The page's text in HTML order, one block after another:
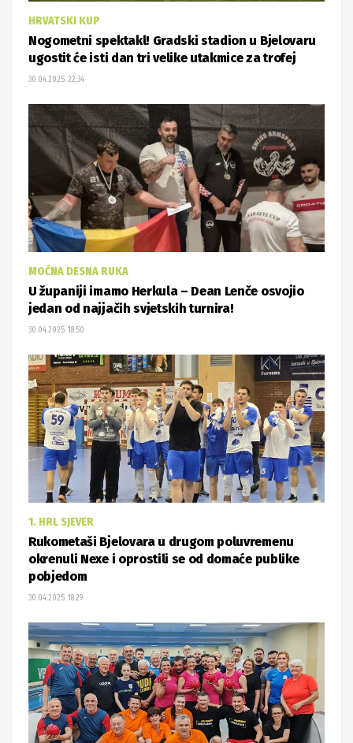
HRVATSKI KUP
Nogometni spektakl! Gradski stadion u Bjelovaru
ugostit će isti dan tri velike utakmice za trofej
30.04.2025. 22:34
MOĆNA DESNA RUKA
U županiji imamo Herkula – Dean Lenče osvojio
jedan od najjačih svjetskih turnira!
30.04.2025. 18:50
1. HRL SJEVER
Rukometaši Bjelovara u drugom poluvremenu
okrenuli Nexe i oprostili se od domaće publike
pobjedom
30.04.2025. 18:29